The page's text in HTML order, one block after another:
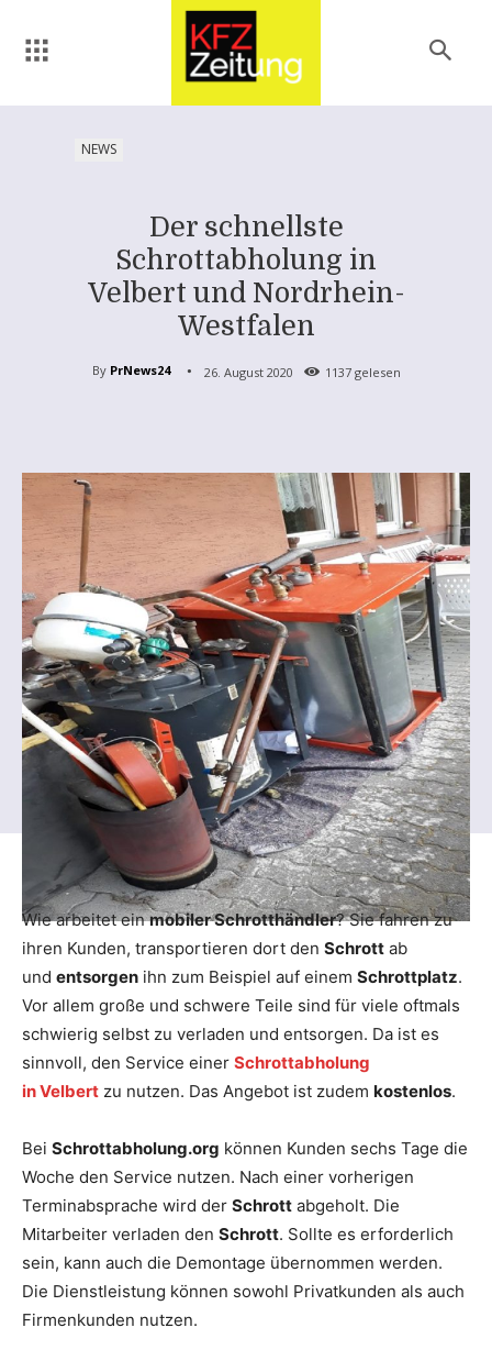
NEWS
Der schnellste
Schrottabholung in
Velbert und Nordrhein-
Westfalen
By PrNews24 26. August 2020 1137gelesen
Wie arbeitet einmobiler Schrotthändler? Sie fahren zu
ihren Kunden, transportieren dort den Schrott ab
und entsorgen ihn zum Beispiel auf einem Schrottplatz.
Vor allem große und schwere Teile sind für viele oftmals
schwierig selbst zu verladen und entsorgen. Da ist es
sinnvoll, den Service einer Schrottabholung
in Velbert zu nutzen. Das Angebot ist zudem kostenlos.
Bei Schrottabholung.org können Kunden sechs Tage die
Woche den Service nutzen. Nach einer vorherigen
Terminabsprache wird der Schrott abgeholt. Die
Mitarbeiter verladen den Schrott. Sollte es erforderlich
sein, kann auch die Demontage übernommen werden.
Die Dienstleistung können sowohl Privatkunden als auch
Firmenkunden nutzen.